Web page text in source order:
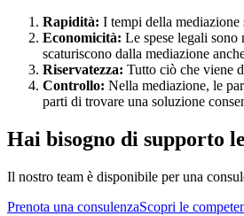
Rapidità: I tempi della mediazione
Economicità: Le spese legali
scaturiscono dalla mediazione
Riservatezza: Tutto ciò che viene
Controllo: Nella mediazione, le
parti di trovare una soluzione
Hai bisogno di supporto
Il nostro team è disponibile per una
Prenota una consulenzaScopri le